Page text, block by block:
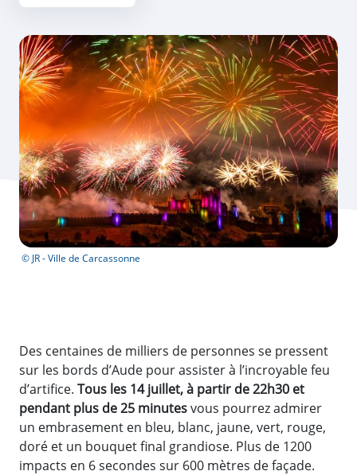
© JR - Ville de Carcassonne
Des centaines de milliers de personnes se pressent
sur les bords d’Aude pour assister à l’incroyable feu
d’artifice. Tous les 14 juillet, à partir de 22h30 et
pendant plus de 25 minutesvous pourrez admirer
un embrasement en bleu, blanc, jaune, vert, rouge,
doré et un bouquet final grandiose. Plus de 1200
impacts en 6 secondes sur 600 mètres de façade.